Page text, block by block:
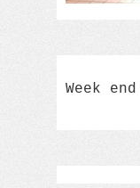
Week